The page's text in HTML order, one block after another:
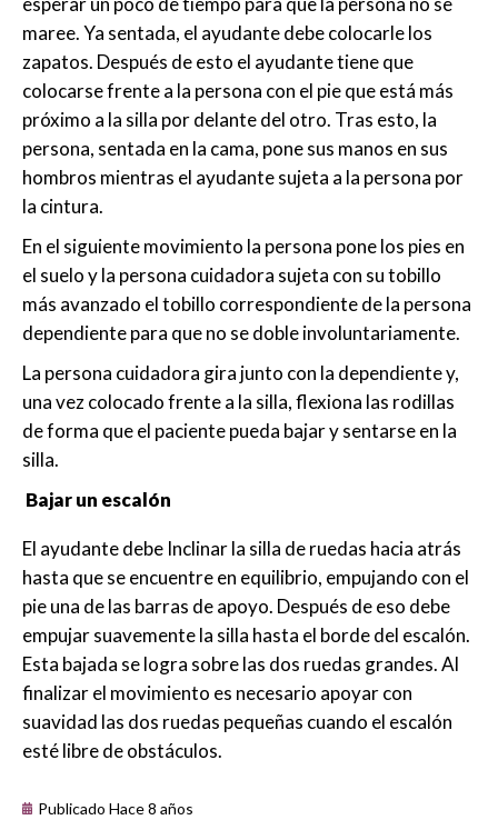
maree. Ya sentada, el ayudante debe colocarle los
zapatos. Después de esto el ayudante tiene que
colocarse frente a la persona con el pie que está más
próximo a la silla por delante del otro. Tras esto, la
persona, sentada en la cama, pone sus manos en sus
hombros mientras el ayudante sujeta a la persona por
la cintura.
En el siguiente movimiento la persona pone los pies en
el suelo y la persona cuidadora sujeta con su tobillo
más avanzado el tobillo correspondiente de la persona
dependiente para que no se doble involuntariamente.
La persona cuidadora gira junto con la dependiente y,
una vez colocado frente a la silla, flexiona las rodillas
de forma que el paciente pueda bajar y sentarse en la
silla.
Bajar un escalón
El ayudante debe Inclinar la silla de ruedas hacia atrás
hasta que se encuentre en equilibrio, empujando con el
pie una de las barras de apoyo. Después de eso debe
empujar suavemente la silla hasta el borde del escalón.
Esta bajada se logra sobre las dos ruedas grandes. Al
finalizar el movimiento es necesario apoyar con
suavidad las dos ruedas pequeñas cuando el escalón
esté libre de obstáculos.
Publicado Hace 8 años